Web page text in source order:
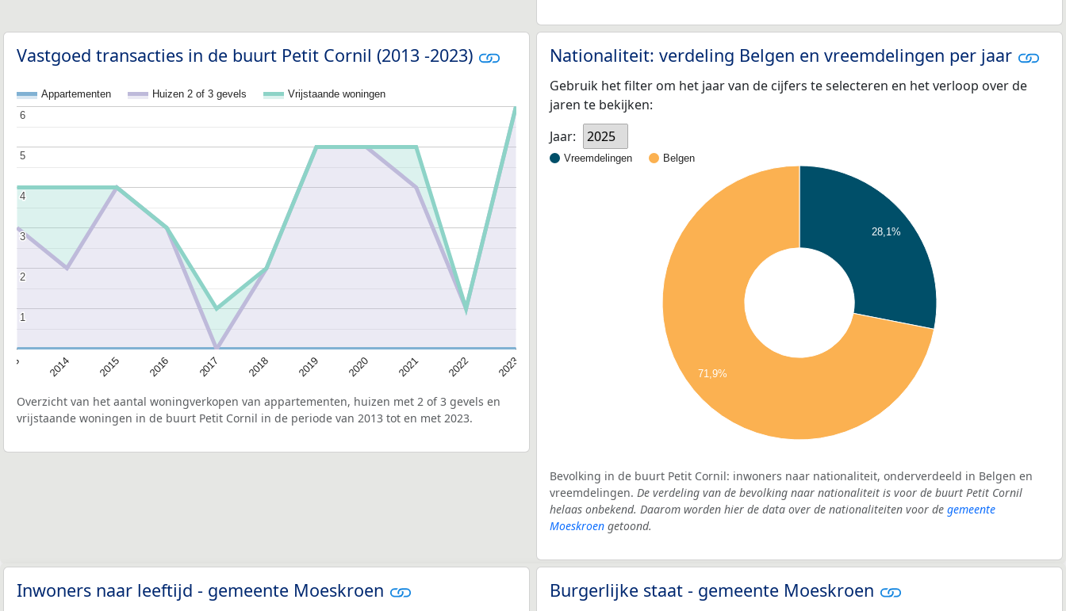
Vastgoed transacties in de buurt Petit Cornil (2013 -2023)
Appartementen Huizen 2 of 3 gevels Vrijstaande woningen
2014 2015 2016 2017 2018 2019 2020 2021 2022 2023
11
2
2
3
3
4
4
5
5
6
6
Overzicht van het aantal woningverkopen van appartementen, huizen met 2 of 3 gevels en
vrijstaande woningen in de buurt Petit Cornil in de periode van 2013 tot en met 2023.
Nationaliteit: verdeling Belgen en vreemdelingen per jaar
Gebruik het filter om het jaar van de cijfers te selecteren en het verloop over de
jaren te bekijken:
Jaar:
2025
Vreemdelingen Belgen
28,1%
71,9%
Bevolking in de buurt Petit Cornil: inwoners naar nationaliteit, onderverdeeld in Belgen en
vreemdelingen. De verdeling van de bevolking naar nationaliteit is voor de buurt Petit Cornil
helaas onbekend. Daarom worden hier de data over de nationaliteiten voor de gemeente
Moeskroen getoond.
Inwoners naar leeftijd - gemeente Moeskroen Burgerlijke staat - gemeente Moeskroen